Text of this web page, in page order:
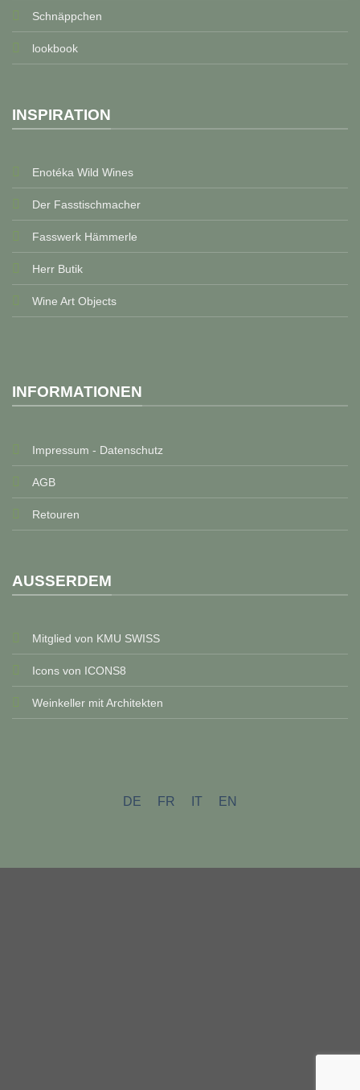
Schnäppchen
lookbook
INSPIRATION
Enotéka Wild Wines
Der Fasstischmacher
Fasswerk Hämmerle
Herr Butik
Wine Art Objects
INFORMATIONEN
Impressum - Datenschutz
AGB
Retouren
AUSSERDEM
Mitglied von KMU SWISS
Icons von ICONS8
Weinkeller mit Architekten
DE FR IT EN